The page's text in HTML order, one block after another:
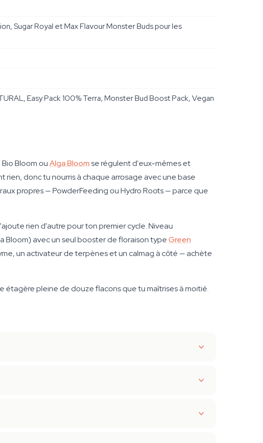
Sugar Royal et Max Flavour Monster Buds pour les
Easy Pack 100% Terra, Monster Bud Boost Pack, Vegan
Bloom ouAlga Bloomse régulent d'eux-mêmes et
rien, donc tu nourris à chaque arrosage avec une base
propres — PowderFeeding ou Hydro Roots — parce que
rien d'autre pour ton premier cycle. Niveau
Bloom) avec un seul booster de floraison typeGreen
un activateur de terpènes et un calmag à côté — achète
étagère pleine de douze flacons que tu maîtrises à moitié.